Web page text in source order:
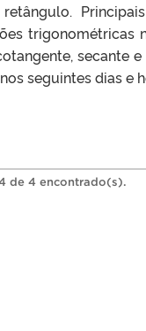
secante
seguintes dias e
de 4 encontrado(s).